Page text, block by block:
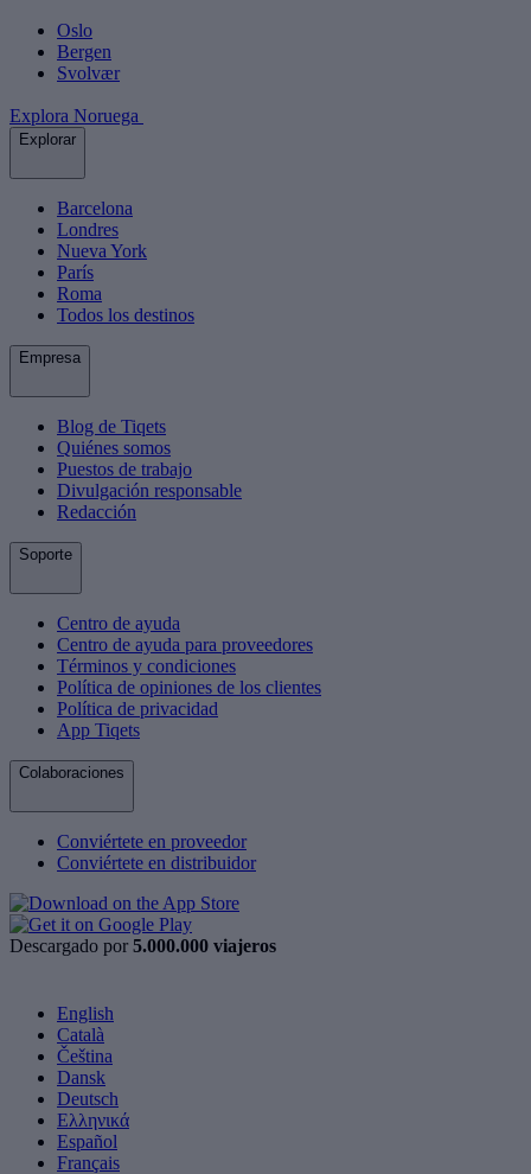
Oslo
Bergen
Svolvær
Explora Noruega
Explorar
Barcelona
Londres
Nueva York
París
Roma
Todos los destinos
Empresa
Blog de Tiqets
Quiénes somos
Puestos de trabajo
Divulgación responsable
Redacción
Soporte
Centro de ayuda
Centro de ayuda para proveedores
Términos y condiciones
Política de opiniones de los clientes
Política de privacidad
App Tiqets
Colaboraciones
Conviértete en proveedor
Conviértete en distribuidor
Descargado por 5.000.000 viajeros
English
Català
Čeština
Dansk
Deutsch
Ελληνικά
Español
Français